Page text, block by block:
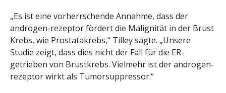
„Es ist eine vorherrschende Annahme, dass der
androgen-rezeptor fördert die Malignität in der Brust
Krebs, wie Prostatakrebs,“ Tilley sagte. „Unsere
Studie zeigt, dass dies nicht der Fall für die ER-
getrieben von Brustkrebs. Vielmehr ist der androgen-
rezeptor wirkt als Tumorsuppressor.“